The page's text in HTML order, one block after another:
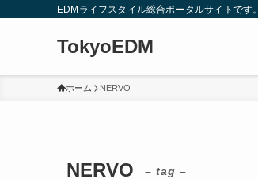
EDMライフスタイル総合ポータルサイトです。
TokyoEDM
ホーム NERVO
NERVO – tag –